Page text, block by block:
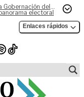
Gobernación del
electoral
Enlaces rápidos